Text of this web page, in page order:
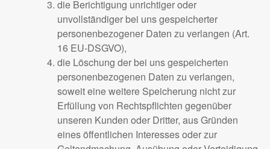
die Berichtigung unrichtiger oder
unvollständiger bei uns gespeicherter
personenbezogener Daten zu verlangen (Art.
16 EU-DSGVO),
die Löschung der bei uns gespeicherten
personenbezogenen Daten zu verlangen,
soweit eine weitere Speicherung nicht zur
Erfüllung von Rechtspflichten gegenüber
unseren Kunden oder Dritter, aus Gründen
eines öffentlichen Interesses oder zur